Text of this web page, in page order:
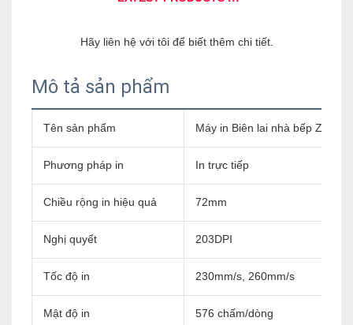
Mô tả sản phẩm
Tên sản phẩm Máy in Biên lai nhà bếp Zywell
Phương pháp in In trực tiếp
Chiều rộng in hiệu quả 72mm
Nghị quyết 203DPI
Tốc độ in 230mm/s, 260mm/s
Mật độ in 576 chấm/dòng